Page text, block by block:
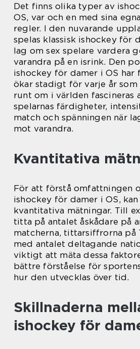
Det finns olika typer av
OS, var och en med sina
regler. I den nuvarande
spelas klassisk ishockey för
lag om sex spelare vardera
varandra på en isrink. Den
ishockey för damer i OS har
ökar stadigt för varje år som
runt om i världen fascineras
spelarnas färdigheter,
match och spänningen när
mot varandra.
Kvantitativa
För att förstå omfattningen
ishockey för damer i OS,
kvantitativa mätningar. Till
titta på antalet åskådare på
matcherna, tittarsiffrorna på
med antalet deltagande
viktigt att mäta dessa
bättre förståelse för
hur den utvecklas över tid.
Skillnaderna
ishockey för